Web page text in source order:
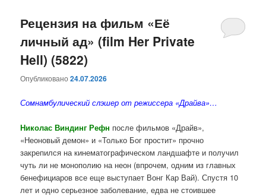
основному
содержимому
дополнительному
содержимому
Рецензия на фильм «Её
личный ад» (film Her Private
Hell) (5822)
Опубликовано24.07.2026
Сомнамбулический слэшер от режиссера «Драйва»…
Николас Виндинг Рефн после фильмов «Драйв»,
«Неоновый демон» и «Только Бог простит» прочно
закрепился на кинематографическом ландшафте и получил
чуть ли не монополию на неон (впрочем, одним из главных
бенефициаров все еще выступает Вонг Кар Вай). Спустя 10
лет и одно серьезное заболевание, едва не стоившее